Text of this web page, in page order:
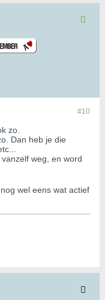
#10
zo.
Dan heb je die
weg, en word
wel eens wat actief